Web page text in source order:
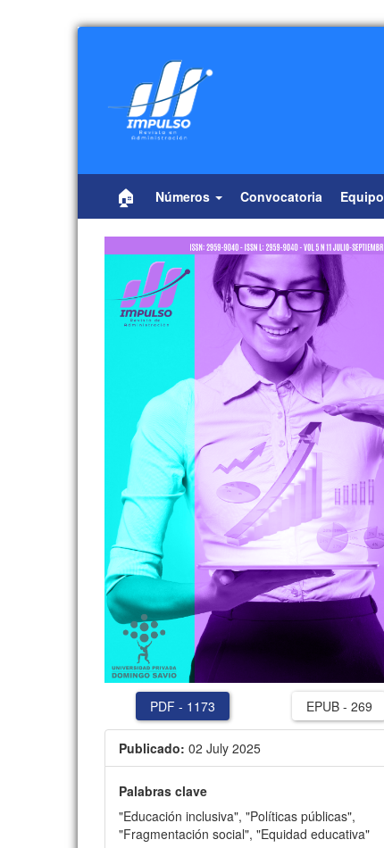
Contenido
principal
Barra
lateral
🏠 Números Convocatoria Equipo
PDF - 1173 EPUB - 269
Publicado: 02 July 2025
Palabras clave
"Educación inclusiva", "Políticas públicas",
"Fragmentación social", "Equidad educativa"